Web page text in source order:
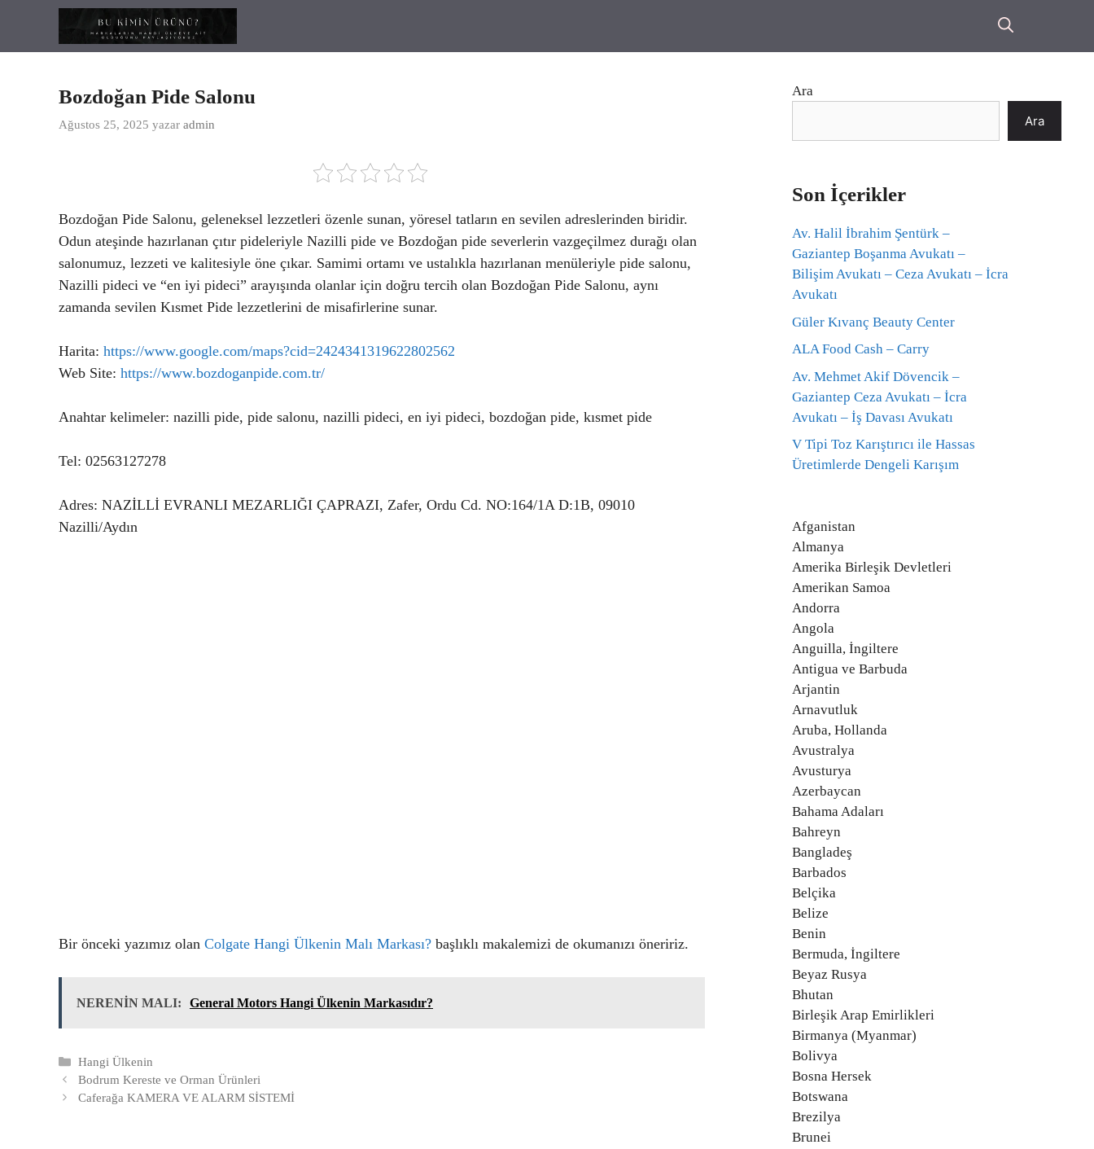
Bozdoğan Pide Salonu
Ağustos 25, 2025 yazar admin
Bozdoğan Pide Salonu, geleneksel lezzetleri özenle sunan, yöresel tatların en sevilen adreslerinden biridir.
Odun ateşinde hazırlanan çıtır pideleriyle Nazilli pide ve Bozdoğan pide severlerin vazgeçilmez durağı olan
salonumuz, lezzeti ve kalitesiyle öne çıkar. Samimi ortamı ve ustalıkla hazırlanan menüleriyle pide salonu,
Nazilli pideci ve “en iyi pideci” arayışında olanlar için doğru tercih olan Bozdoğan Pide Salonu, aynı
zamanda sevilen Kısmet Pide lezzetlerini de misafirlerine sunar.
Harita: https://www.google.com/maps?cid=2424341319622802562
Web Site: https://www.bozdoganpide.com.tr/
Anahtar kelimeler: nazilli pide, pide salonu, nazilli pideci, en iyi pideci, bozdoğan pide, kısmet pide
Tel: 02563127278
Adres: NAZİLLİ EVRANLI MEZARLIĞI ÇAPRAZI, Zafer, Ordu Cd. NO:164/1A D:1B, 09010
Nazilli/Aydın
Bir önceki yazımız olan Colgate Hangi Ülkenin Malı Markası? başlıklı makalemizi de okumanızı öneririz.
NERENİN MALI: General Motors Hangi Ülkenin Markasıdır?
Kategoriler
Hangi Ülkenin
Bodrum Kereste ve Orman Ürünleri
Caferağa KAMERA VE ALARM SİSTEMİ
Ara
Ara
Son İçerikler
Av. Halil İbrahim Şentürk –
Gaziantep Boşanma Avukatı –
Bilişim Avukatı – Ceza Avukatı – İcra
Avukatı
Güler Kıvanç Beauty Center
ALA Food Cash – Carry
Av. Mehmet Akif Dövencik –
Gaziantep Ceza Avukatı – İcra
Avukatı – İş Davası Avukatı
V Tipi Toz Karıştırıcı ile Hassas
Üretimlerde Dengeli Karışım
Afganistan
Almanya
Amerika Birleşik Devletleri
Amerikan Samoa
Andorra
Angola
Anguilla, İngiltere
Antigua ve Barbuda
Arjantin
Arnavutluk
Aruba, Hollanda
Avustralya
Avusturya
Azerbaycan
Bahama Adaları
Bahreyn
Bangladeş
Barbados
Belçika
Belize
Benin
Bermuda, İngiltere
Beyaz Rusya
Bhutan
Birleşik Arap Emirlikleri
Birmanya (Myanmar)
Bolivya
Bosna Hersek
Botswana
Brezilya
Brunei